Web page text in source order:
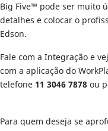
Big Five™ pode ser muito
detalhes e colocar o
Edson.
Fale com a Integração e
com a aplicação do
telefone11 3046 7878ou
Para quem deseja se